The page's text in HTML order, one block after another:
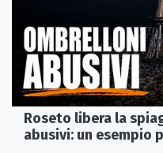
Roseto libera la
abusivi: un